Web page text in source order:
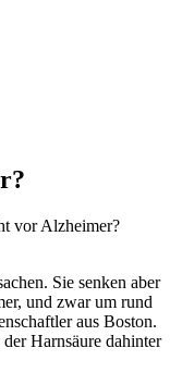
vor Alzheimer?
Sie senken aber
und zwar um rund
aus Boston.
Harnsäure dahinter